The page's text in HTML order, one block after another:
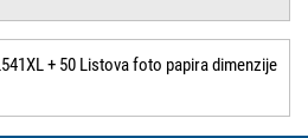
+ 50 Listova foto papira dimenzije